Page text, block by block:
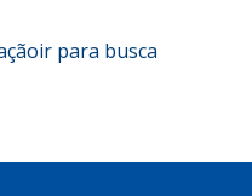
ir para busca